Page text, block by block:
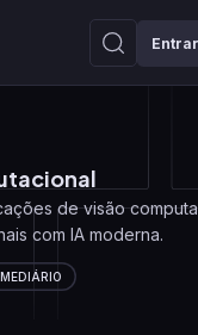
Entrar
de visão
com IA moderna.